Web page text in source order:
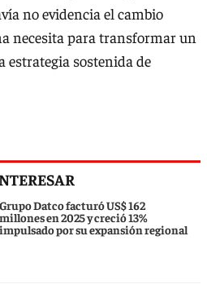
no evidencia el cambio
necesita para transformar un
estrategia sostenida de
Grupo Datco facturó US$ 162
millones en 2025 y creció 13%
impulsado por su expansión regional